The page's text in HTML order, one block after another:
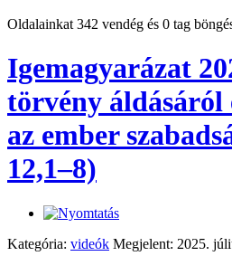
Oldalainkat 342 vendég és 0 tag
Igemagyarázat
törvény áldásáról
az ember
12,1–8)
Kategória: videók Megjelent: 2025.